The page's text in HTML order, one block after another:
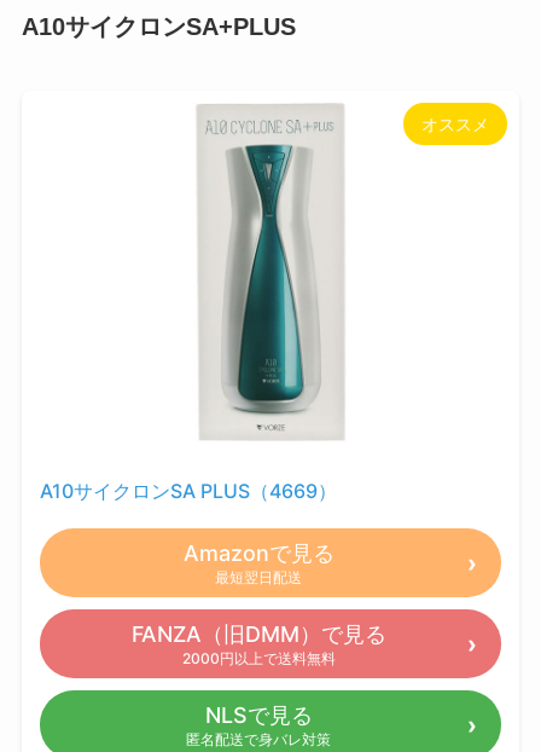
A10サイクロンSA+PLUS
オススメ
A10サイクロンSA PLUS（4669）
Amazonで見る
最短翌日配送
FANZA（旧DMM）で見る
2000円以上で送料無料
NLSで見る
匿名配送で身バレ対策